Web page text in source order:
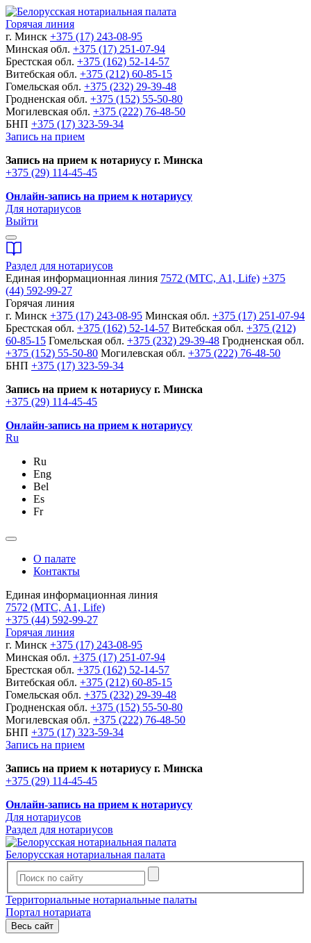
Горячая линия
г. Минск +375 (17) 243-08-95
Минская обл. +375 (17) 251-07-94
Брестская обл. +375 (162) 52-14-57
Витебская обл. +375 (212) 60-85-15
Гомельская обл. +375 (232) 29-39-48
Гродненская обл. +375 (152) 55-50-80
Могилевская обл. +375 (222) 76-48-50
БНП +375 (17) 323-59-34
Запись на прием
Запись на прием к нотариусу г. Минска
+375 (29) 114-45-45
Онлайн-запись на прием к нотариусу
Для нотариусов
Выйти
Раздел для нотариусов
Единая информационная линия 7572 (МТС, A1, Life) +375
(44) 592-99-27
Горячая линия
г. Минск +375 (17) 243-08-95 Минская обл. +375 (17) 251-07-94
Брестская обл. +375 (162) 52-14-57 Витебская обл. +375 (212)
60-85-15 Гомельская обл. +375 (232) 29-39-48 Гродненская обл.
+375 (152) 55-50-80 Могилевская обл. +375 (222) 76-48-50
БНП +375 (17) 323-59-34
Запись на прием к нотариусу г. Минска
+375 (29) 114-45-45
Онлайн-запись на прием к нотариусу
Ru
Ru
Eng
Bel
Es
Fr
О палате
Контакты
Единая информационная линия
7572 (МТС, A1, Life)
+375 (44) 592-99-27
Горячая линия
г. Минск +375 (17) 243-08-95
Минская обл. +375 (17) 251-07-94
Брестская обл. +375 (162) 52-14-57
Витебская обл. +375 (212) 60-85-15
Гомельская обл. +375 (232) 29-39-48
Гродненская обл. +375 (152) 55-50-80
Могилевская обл. +375 (222) 76-48-50
БНП +375 (17) 323-59-34
Запись на прием
Запись на прием к нотариусу г. Минска
+375 (29) 114-45-45
Онлайн-запись на прием к нотариусу
Для нотариусов
Раздел для нотариусов
Белорусская нотариальная палата
Территориальные нотариальные палаты
Портал нотариата
Весь сайт